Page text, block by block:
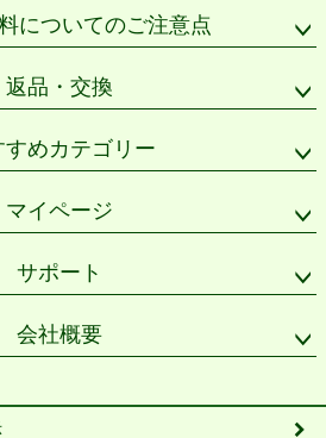
についてのご注意点
返品・交換
すめカテゴリー
マイページ
サポート
会社概要